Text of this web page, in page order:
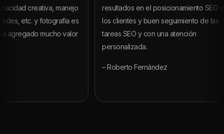
creativa, manejo
etc. y fotografía es
mucho valor
resultados en el posicionamiento SEO de
los clientes y buen seguimiento de las
tareas SEO y con una atención
personalizada.
– Roberto Fernández